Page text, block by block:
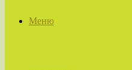
Меню